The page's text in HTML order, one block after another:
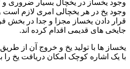
وجود یخساز در یخچال بسیار ضروری و
وجود یخ در هر یخچالی امری لازم
قرار دادن یخساز مجزا و جدا در بخش
جایخی های قدیمی اقدام کرده اند.
یخساز ها با تولید یخ و خروج آن از
با یک اشاره کوچک امکان دریافت یخ را